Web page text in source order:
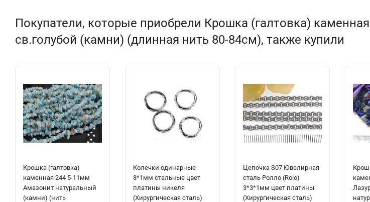
Покупатели, которые приобрели Крошка (галтовка)
св.голубой (камни) (длинная нить 80-84см), также купили
Крошка (галтовка)
каменная 244 5-11мм
Амазонит натуральный
(камни) (нить
Колечки одинарные
8*1мм стальные цвет
платины никеля
(Хирургическая сталь)
Цепочка S07 Ювелирная
сталь Ролло (Rolo)
3*3*1мм цвет платины
(Хирургическая сталь)